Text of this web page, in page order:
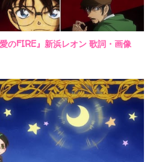
のFIRE』新浜レオン 歌詞・画像